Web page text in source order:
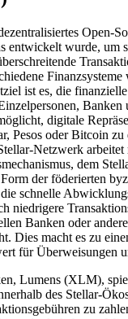
Open-
entwickelt wurde, um
ist es, die
Banken
digitale
Pesos oder Bitcoin zu
Netzwerk arbeitet
dem
der föderierten
schnelle
niedrigere
Banken oder
Dies macht es zu
für Überweisungen
Lumens (XLM),
des Stellar-
zu